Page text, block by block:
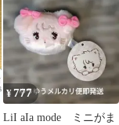
¥777
LiI aIa mode ミニがま